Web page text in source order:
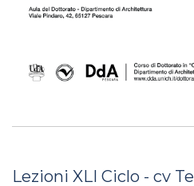
Lezioni XLI Ciclo - cv